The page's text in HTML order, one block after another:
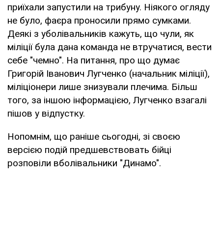
приїхали запустили на трибуну. Ніякого огляду
не було, фаєра проносили прямо сумками.
Деякі з уболівальників кажуть, що чули, як
міліції була дана команда не втручатися, вести
себе "чемно". На питання, про що думає
Григорій Іванович Лугченко (начальник міліції),
міліціонери лише знизували плечима. Більш
того, за іншою інформацією, Лугченко взагалі
пішов у відпустку.
Нопомнім, що раніше сьогодні, зі своєю
версією подій предшевствовать бійці
розповіли вболівальники "Динамо".